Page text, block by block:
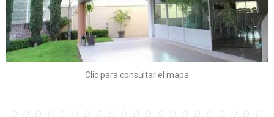
Clic para consultar el mapa